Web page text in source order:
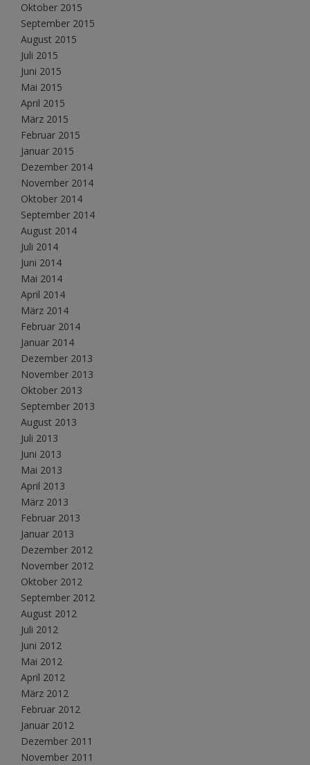
Oktober 2015
September 2015
August 2015
Juli 2015
Juni 2015
Mai 2015
April 2015
März 2015
Februar 2015
Januar 2015
Dezember 2014
November 2014
Oktober 2014
September 2014
August 2014
Juli 2014
Juni 2014
Mai 2014
April 2014
März 2014
Februar 2014
Januar 2014
Dezember 2013
November 2013
Oktober 2013
September 2013
August 2013
Juli 2013
Juni 2013
Mai 2013
April 2013
März 2013
Februar 2013
Januar 2013
Dezember 2012
November 2012
Oktober 2012
September 2012
August 2012
Juli 2012
Juni 2012
Mai 2012
April 2012
März 2012
Februar 2012
Januar 2012
Dezember 2011
November 2011